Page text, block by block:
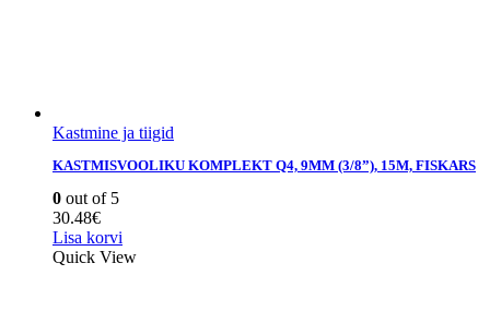
Kastmine ja tiigid
KASTMISVOOLIKU KOMPLEKT Q4, 9MM (3/8”), 15M, FISKARS
0 out of 5
30.48€
Lisa korvi
Quick View